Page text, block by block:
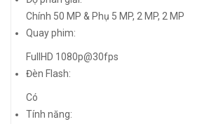
Chính 50 MP & Phụ 5 MP, 2 MP, 2 MP
Quay phim:
FullHD 1080p@30fps
Đèn Flash:
Có
Tính năng: